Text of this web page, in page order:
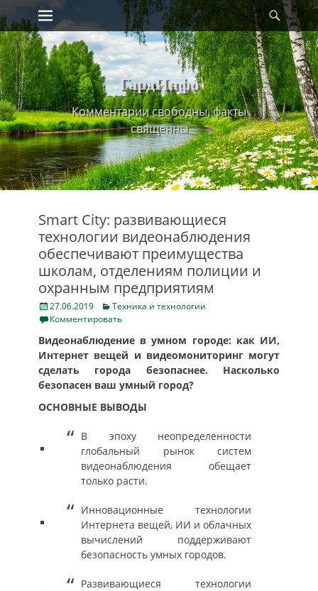
Skip
to
content
Primary Menu
ГардИнфо
Комментарии свободны, факты
священны
Smart City: развивающиеся
технологии видеонаблюдения
обеспечивают преимущества
школам, отделениям полиции и
охранным предприятиям
Posted
on
27.06.2019 Categories
Техника и технологии
Комментировать
Видеонаблюдение в умном городе: как ИИ,
Интернет вещей и видеомониторинг могут
сделать города безопаснее. Насколько
безопасен ваш умный город?
ОСНОВНЫЕ ВЫВОДЫ
В эпоху неопределенности
глобальный рынок систем
видеонаблюдения обещает
только расти.
Инновационные технологии
Интернета вещей, ИИ и облачных
вычислений поддерживают
безопасность умных городов.
Развивающиеся технологии